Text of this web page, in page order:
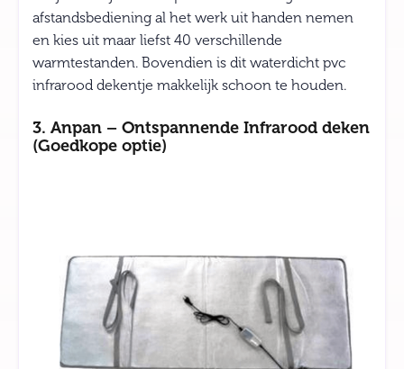
afstandsbediening al het werk uit handen nemen
en kies uit maar liefst 40 verschillende
warmtestanden. Bovendien is dit waterdicht pvc
infrarood dekentje makkelijk schoon te houden.
3. Anpan – Ontspannende Infrarood deken
(Goedkope optie)